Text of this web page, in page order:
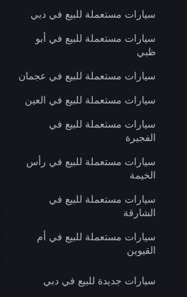
سيارات مستعملة للبيع في دبي
سيارات مستعملة للبيع في أبو
ظبي
سيارات مستعملة للبيع في عجمان
سيارات مستعملة للبيع في العين
سيارات مستعملة للبيع في
الفجيرة
سيارات مستعملة للبيع في رأس
الخيمة
سيارات مستعملة للبيع في
الشارقة
سيارات مستعملة للبيع في أم
القيوين
سيارات جديدة للبيع في دبي